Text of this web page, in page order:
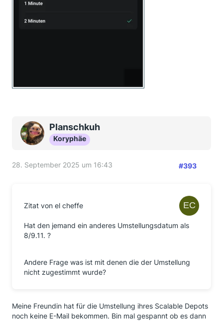
Planschkuh
Koryphäe
28. September 2025 um 16:43 #393
Zitat von el cheffe
Hat den jemand ein anderes Umstellungsdatum als
8/9.11. ?
Andere Frage was ist mit denen die der Umstellung
nicht zugestimmt wurde?
Meine Freundin hat für die Umstellung ihres Scalable Depots
noch keine E-Mail bekommen. Bin mal gespannt ob es dann